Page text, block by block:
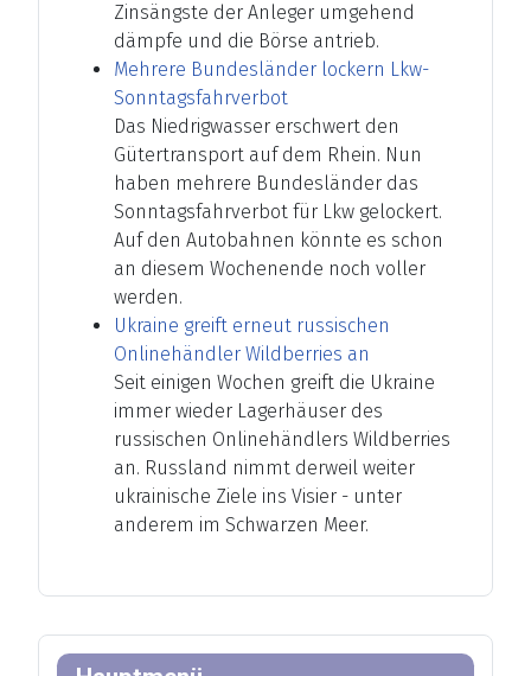
Zinsängste der Anleger umgehend
dämpfe und die Börse antrieb.
Mehrere Bundesländer lockern Lkw-
Sonntagsfahrverbot
Das Niedrigwasser erschwert den
Gütertransport auf dem Rhein. Nun
haben mehrere Bundesländer das
Sonntagsfahrverbot für Lkw gelockert.
Auf den Autobahnen könnte es schon
an diesem Wochenende noch voller
werden.
Ukraine greift erneut russischen
Onlinehändler Wildberries an
Seit einigen Wochen greift die Ukraine
immer wieder Lagerhäuser des
russischen Onlinehändlers Wildberries
an. Russland nimmt derweil weiter
ukrainische Ziele ins Visier - unter
anderem im Schwarzen Meer.